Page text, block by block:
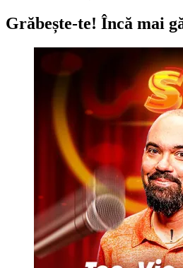
Grăbește-te! Încă mai